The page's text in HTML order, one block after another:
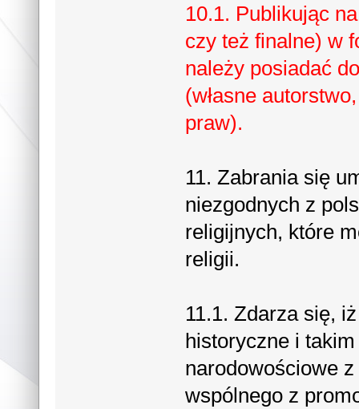
10.1. Publikując
czy też finalne) w
należy posiadać
(własne
praw).
11. Zabrania się
niezgodnych z
religijnych, które
religii.
11.1. Zdarza się,
historyczne i
narodowościowe
wspólnego z